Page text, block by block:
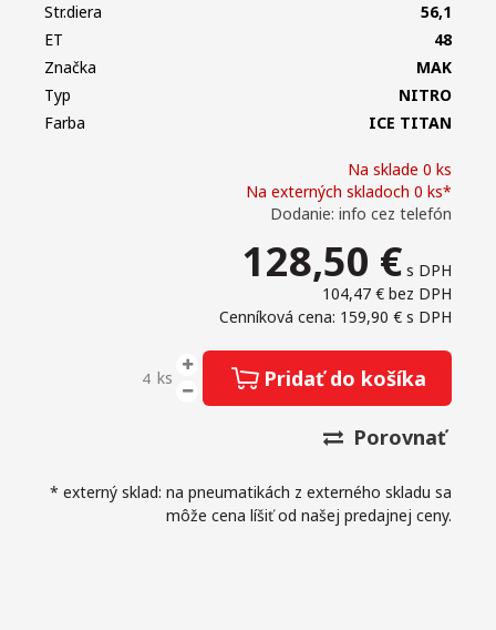
Na sklade 0 ks
Na externých skladoch 0 ks*
Dodanie: info cez telefón
128,50 € s DPH
104,47 € bez DPH
Cenníková cena: 159,90 € s DPH
ks Pridať do košíka
Porovnať
* externý sklad: na pneumatikách z externého skladu sa
môže cena líšiť od našej predajnej ceny.
Str.diera
56,1
ET
48
Značka
MAK
Typ
NITRO
Farba
ICE TITAN